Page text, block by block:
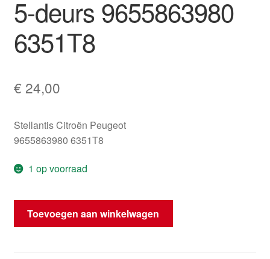
5-deurs 9655863980
6351T8
€ 24,00
Stellantis Citroën Peugeot
9655863980 6351T8
1 op voorraad
Rechter
achterlamp
Toevoegen aan winkelwagen